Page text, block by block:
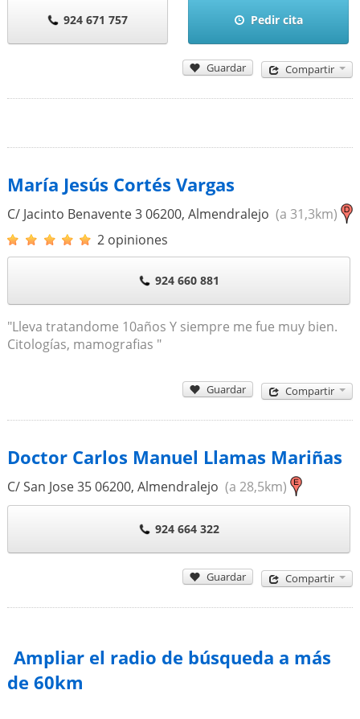
924 671 757 Pedir cita
Guardar Compartir
María Jesús Cortés Vargas
C/ Jacinto Benavente 306200, Almendralejo (a 31,3km)
2 opiniones
924 660 881
"Lleva tratandome 10años Y siempre me fue muy bien.
Citologías, mamografias "
Guardar Compartir
Doctor Carlos Manuel Llamas Mariñas
C/ San Jose 3506200, Almendralejo (a 28,5km)
924 664 322
Guardar Compartir
Ampliar el radio de búsqueda a más
de 60km